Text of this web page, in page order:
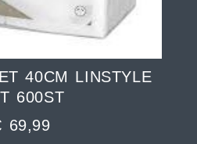
40CM LINSTYLE
600ST
69,99